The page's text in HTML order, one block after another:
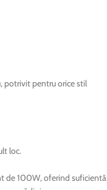
potrivit pentru orice stil
loc.
de 100W, oferind suficientă